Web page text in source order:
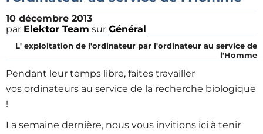
10 décembre 2013
par Elektor Team sur Général
L' exploitation de l'ordinateur par l'ordinateur au service de
l'Homme
Pendant leur temps libre, faites travailler
vos ordinateurs au service de la recherche biologique
!
La semaine dernière, nous vous invitions ici à tenir